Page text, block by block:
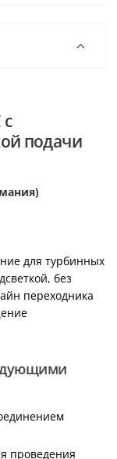
подачи
для турбинных
без
переходника
проведения